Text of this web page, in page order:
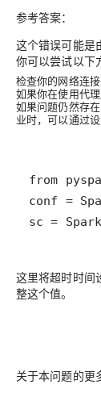
参考答案：
这个错误可能是
你可以尝试以下
检查你的网络连
如果你在使用代
如果问题仍然存
业时，可以通过
sc =
这里将超时时间
整这个值。
关于本问题的更